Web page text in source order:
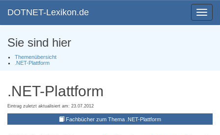
Toggle
DOTNET-Lexikon.de
Sie sind hier
Themenübersicht
.NET-Plattform
.NET-Plattform
Eintrag zuletzt aktualisiert am: 23.07.2012
Fachbücher zum Thema .NET-Plattform